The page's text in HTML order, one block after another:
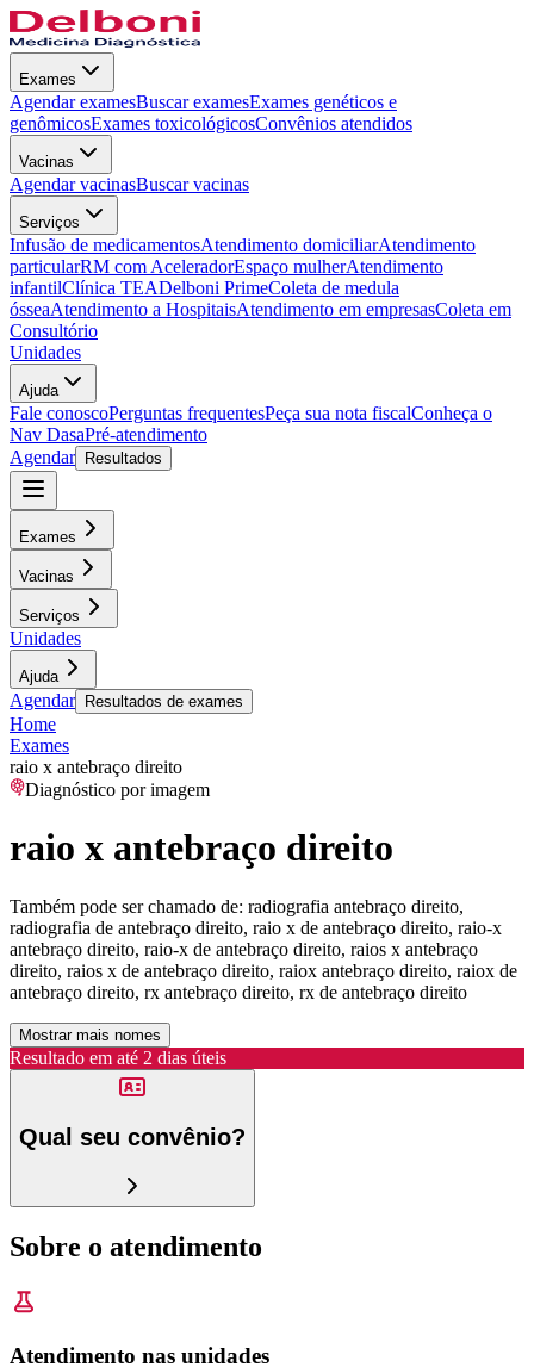
Exames
Agendar examesBuscar examesExames genéticos e
genômicosExames toxicológicosConvênios atendidos
Vacinas
Agendar vacinasBuscar vacinas
Serviços
Infusão de medicamentosAtendimento domiciliarAtendimento
particularRM com AceleradorEspaço mulherAtendimento
infantilClínica TEADelboni PrimeColeta de medula
ósseaAtendimento a HospitaisAtendimento em empresasColeta em
Consultório
Unidades
Ajuda
Fale conoscoPerguntas frequentesPeça sua nota fiscalConheça o
Nav DasaPré-atendimento
Agendar
Resultados
Exames
Vacinas
Serviços
Unidades
Ajuda
Agendar Resultados de exames
Home
Exames
raio x antebraço direito
Diagnóstico por imagem
raio x antebraço direito
Também pode ser chamado de: radiografia antebraço direito,
radiografia de antebraço direito, raio x de antebraço direito, raio-x
antebraço direito, raio-x de antebraço direito, raios x antebraço
direito, raios x de antebraço direito, raiox antebraço direito, raiox de
antebraço direito, rx antebraço direito, rx de antebraço direito
Mostrar mais nomes
Resultado em até 2 dias úteis
Qual seu convênio?
Sobre o atendimento
Atendimento nas unidades